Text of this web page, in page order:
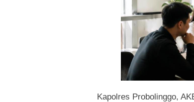
Kapolres Probolinggo,